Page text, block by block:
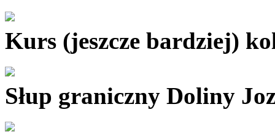
Kurs (jeszcze bardziej)
Słup graniczny Doliny